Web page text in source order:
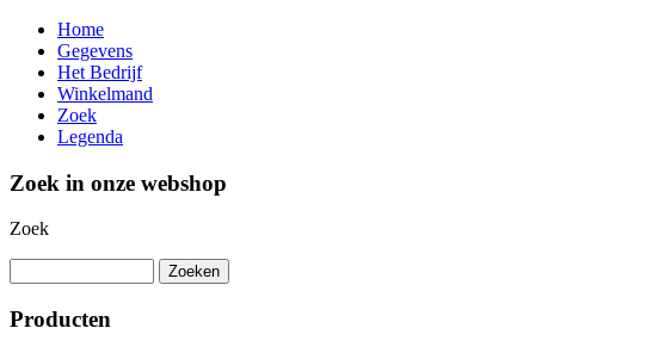
Home
Gegevens
Het Bedrijf
Winkelmand
Zoek
Legenda
Zoek in onze webshop
Zoek
Producten